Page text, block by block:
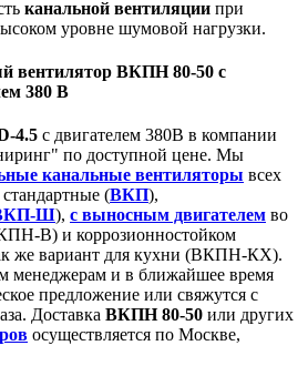
канальной вентиляции при
уровне шумовой нагрузки.
вентилятор ВКПН 80-50 с
380 В
4.5 с двигателем 380В в компании
по доступной цене. Мы
канальные вентиляторы всех
(ВКП),
Ш), с выносным двигателем во
В) и коррозионностойком
же вариант для кухни (ВКПН-КХ).
менеджерам и в ближайшее время
предложение или свяжутся с
Доставка ВКПН 80-50 или других
осуществляется по Москве,